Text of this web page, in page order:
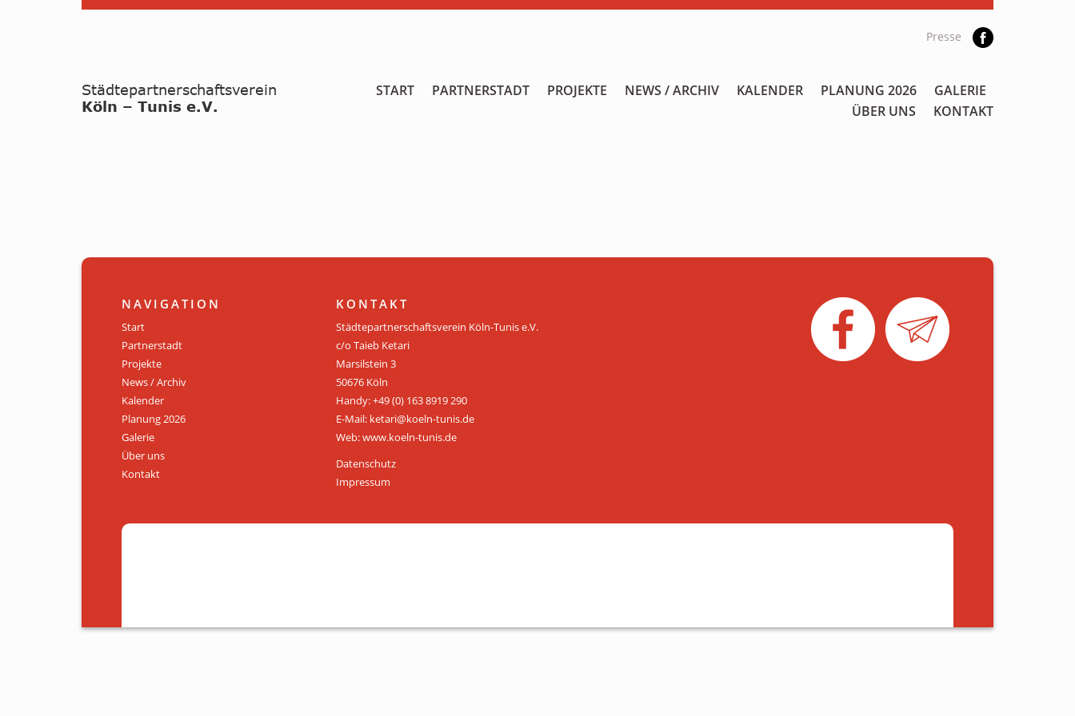
Presse
START PARTNERSTADT PROJEKTE NEWS / ARCHIV KALENDER PLANUNG 2026
GALERIE
ÜBER UNS
KONTAKT
NAVIGATION
Start
Partnerstadt
Projekte
News / Archiv
Kalender
Planung 2026
Galerie
Über uns
Kontakt
KONTAKT
Städtepartnerschaftsverein Köln-Tunis e.V.
c/o Taieb Ketari
Marsilstein 3
50676 Köln
Handy: +49 (0) 163 8919 290
E-Mail: ketari@koeln-tunis.de
Web: www.koeln-tunis.de
Datenschutz
Impressum
KALENDER